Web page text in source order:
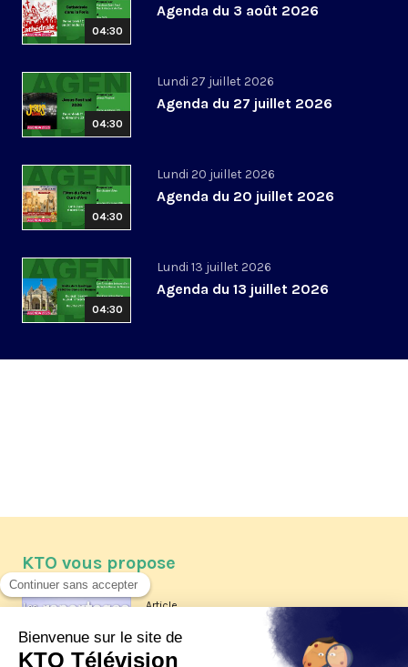
04:30
Agenda du 3 août 2026
04:30
Lundi 27 juillet 2026
Agenda du 27 juillet 2026
04:30
Lundi 20 juillet 2026
Agenda du 20 juillet 2026
04:30
Lundi 13 juillet 2026
Agenda du 13 juillet 2026
KTO vous propose
Article
Les reportages d'été 2026 de KTO